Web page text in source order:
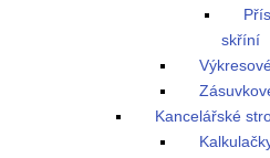
skříní
Kancelářské